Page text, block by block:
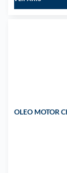
OLEO MOTOR